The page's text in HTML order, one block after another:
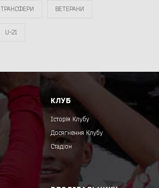
ТРАНСФЕРИ ВЕТЕРАНИ
U-21
КЛУБ
Історія Клубу
Досягнення Клубу
Стадіон